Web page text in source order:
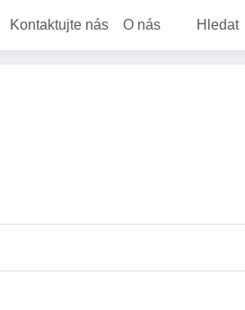
Kontaktujte nás O nás Hledat